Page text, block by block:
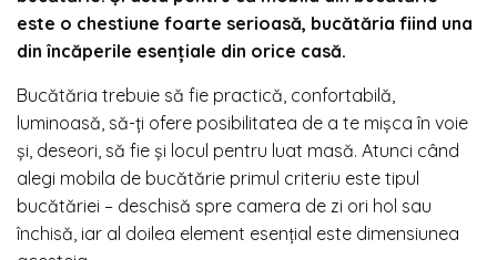
este o chestiune foarte serioasă, bucătăria fiind una
din încăperile esențiale din orice casă.
Bucătăria trebuie să fie practică, confortabilă,
luminoasă, să-ți ofere posibilitatea de a te mișca în voie
și, deseori, să fie și locul pentru luat masă. Atunci când
alegi mobila de bucătărie primul criteriu este tipul
bucătăriei – deschisă spre camera de zi ori hol sau
închisă, iar al doilea element esențial este dimensiunea